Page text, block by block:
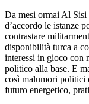
Da mesi ormai Al Sisi
d’accordo le istanze
contrastare
disponibilità turca a
interessi in gioco con
politico alla base. E
così malumori politici
futuro energetico,